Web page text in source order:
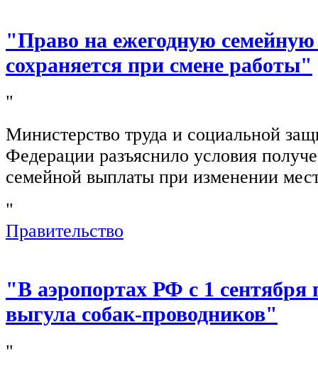
"Право на ежегодную
сохраняется при смене работы"
"
Министерство труда и социальной
Федерации разъяснило условия
семейной выплаты при изменении
"
Правительство
"В аэропортах РФ с 1 сентября
выгула собак-проводников"
"